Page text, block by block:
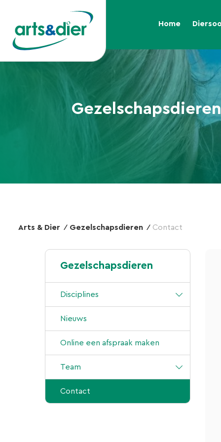
Home
Gezelschapsdieren
Arts & Dier Gezelschapsdieren Contact
Gezelschapsdieren
Disciplines
Laparoscopie
Arthroscopie
Knieoperaties
Cardiologie
Nieuws
Online een afspraak maken
Team
Klijndijk
Contact